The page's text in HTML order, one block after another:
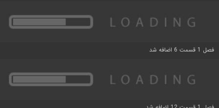
فصل 1 قسمت 6 اضافه شد